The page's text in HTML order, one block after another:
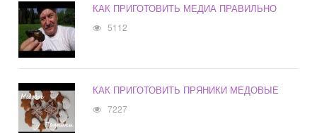
КАК ПРИГОТОВИТЬ МЕДИА ПРАВИЛЬНО
5112
КАК ПРИГОТОВИТЬ ПРЯНИКИ МЕДОВЫЕ
7227